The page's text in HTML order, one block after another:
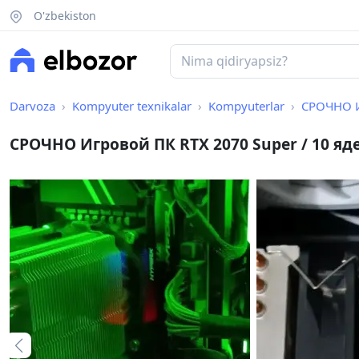
O'zbekiston
Darvoza Kompyuter texnikalar Kompyuterlar СРОЧНО
СРОЧНО Игровой ПК RTX 2070 Super / 10